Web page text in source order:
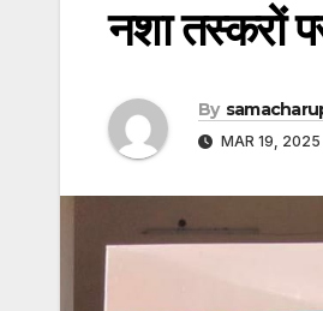
नशा तस्करों
By
MAR 19, 2025